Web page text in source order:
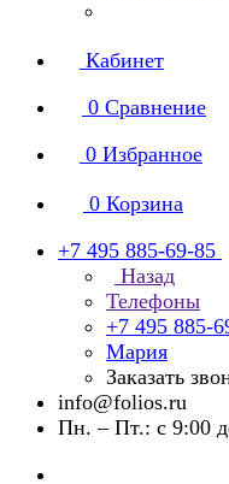
Кабинет
0 Сравнение
0 Избранное
0 Корзина
+7 495 885-69-85
Назад
Телефоны
+7 495 885-
Мария
Заказать
info@folios.ru
Пн. – Пт.: с 9:00